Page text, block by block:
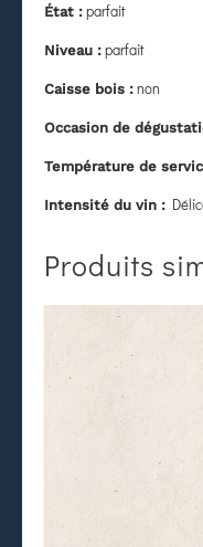
État : parfait
Niveau : parfait
Caisse bois : non
Occasion de
Température de
Intensité du vin :
Produits